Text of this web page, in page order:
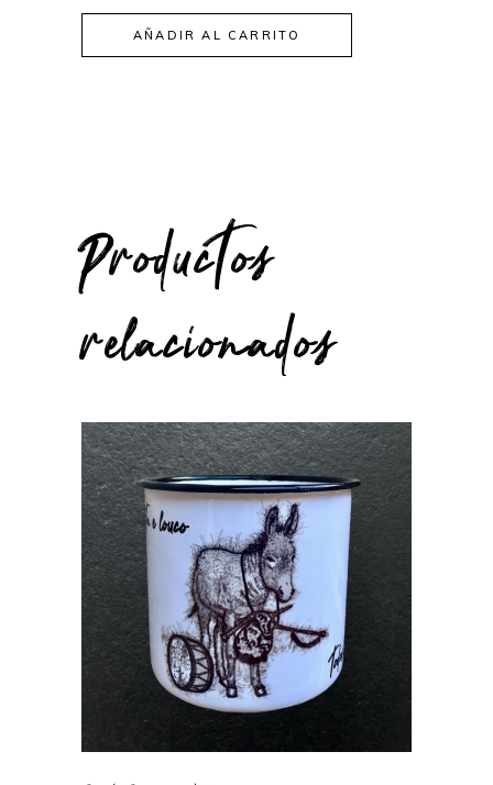
do
PaulinoAÑADIR AL CARRITO
Productos
relacionados
AÑADIR AL
CARRITO